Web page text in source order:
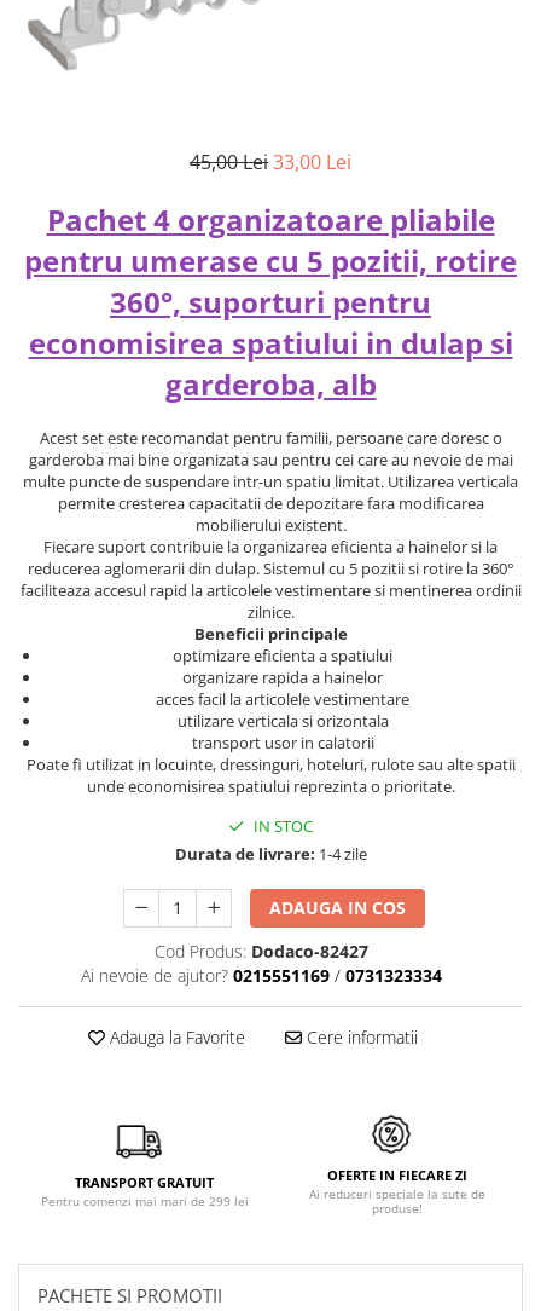
45,00 Lei33,00 Lei
Pachet 4 organizatoare pliabile
pentru umerase cu 5 pozitii, rotire
360°, suporturi pentru
economisirea spatiului in dulap si
garderoba, alb
Acest set este recomandat pentru familii, persoane care doresc o
garderoba mai bine organizata sau pentru cei care au nevoie de mai
multe puncte de suspendare intr-un spatiu limitat. Utilizarea verticala
permite cresterea capacitatii de depozitare fara modificarea
mobilierului existent.
Fiecare suport contribuie la organizarea eficienta a hainelor si la
reducerea aglomerarii din dulap. Sistemul cu 5 pozitii si rotire la 360°
faciliteaza accesul rapid la articolele vestimentare si mentinerea ordinii
zilnice.
Beneficii principale
optimizare eficienta a spatiului
organizare rapida a hainelor
acces facil la articolele vestimentare
utilizare verticala si orizontala
transport usor in calatorii
Poate fi utilizat in locuinte, dressinguri, hoteluri, rulote sau alte spatii
unde economisirea spatiului reprezinta o prioritate.
IN STOC
Durata de livrare: 1-4 zile
ADAUGA IN COS
Cod Produs: Dodaco-82427
Ai nevoie de ajutor? 0215551169 / 0731323334
Adauga la Favorite Cere informatii
TRANSPORT GRATUIT
Pentru comenzi mai mari de 299 lei
OFERTE IN FIECARE ZI
Ai reduceri speciale la sute de
produse!
PACHETE SI PROMOTII